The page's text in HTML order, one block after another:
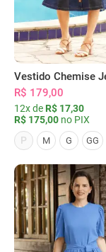
R$ 179,00
12x de R$ 17,30
R$ 175,00 no PIX
P
M G GG